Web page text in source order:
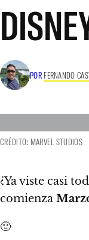
POR FERNANDO
CRÉDITO: MARVEL STUDIOS
¿Ya viste casi
comienza
🙂